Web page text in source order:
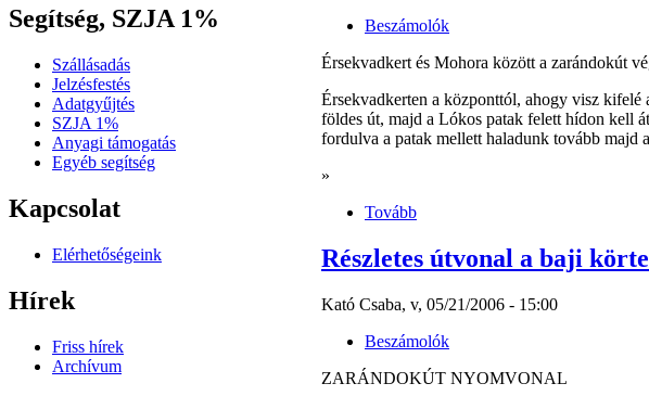
Segítség, SZJA 1%
Szállásadás
Jelzésfestés
Adatgyűjtés
SZJA 1%
Anyagi támogatás
Egyéb segítség
Kapcsolat
Elérhetőségeink
Hírek
Friss hírek
Archívum
Beszámolók
Érsekvadkert és Mohora között a zarándokút
Érsekvadkerten a központtól, ahogy visz
földes út, majd a Lókos patak felett hídon kell
fordulva a patak mellett haladunk tovább majd
»
Tovább
Részletes útvonal a baji
Kató Csaba, v, 05/21/2006 - 15:00
Beszámolók
ZARÁNDOKÚT NYOMVONAL